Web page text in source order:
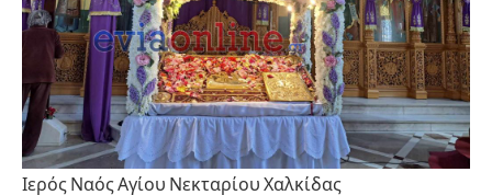
Ιερός Ναός Αγίου Νεκταρίου Χαλκίδας